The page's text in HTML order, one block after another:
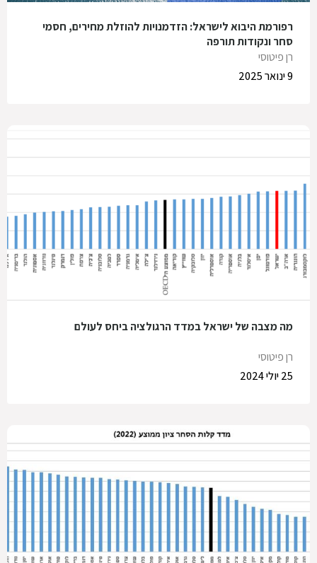
רפורמת היבוא לישראל: הזדמנויות להוזלת מחירים, חסמי
סחר ונקודות תורפה
רן פיטוסי
9 ינואר 2025
מה מצבה של ישראל במדד הרגולציה ביחס לעולם
רן פיטוסי
25 יולי 2024